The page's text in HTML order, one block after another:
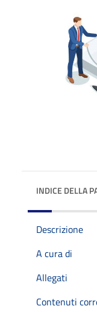
INDICE DELLA
Descrizione
A cura di
Allegati
Contenuti